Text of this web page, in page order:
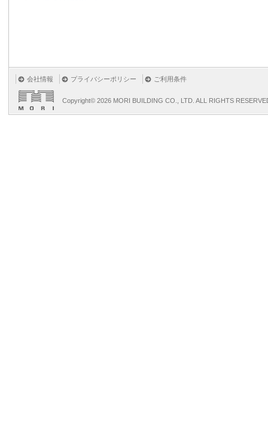
会社情報 プライバシーポリシー ご利用条件
Copyright© 2026 MORI BUILDING CO., LTD. ALL RIGHTS